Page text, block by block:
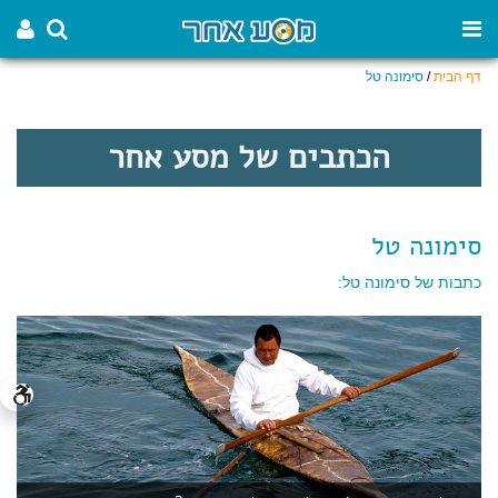
דף הבית/ סימונה טל
הכתבים של מסע אחר
סימונה טל
כתבות של סימונה טל: